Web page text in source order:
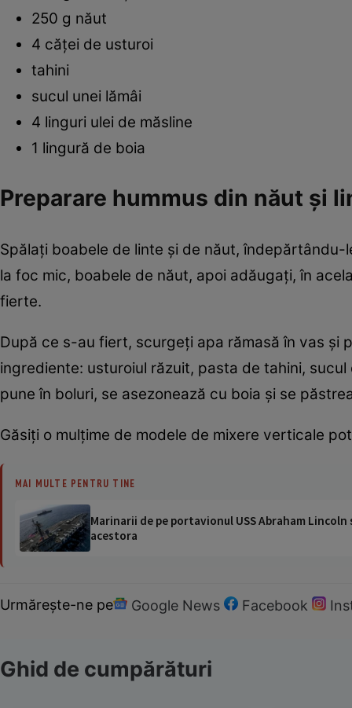
250 g năut
4 căţei de usturoi
tahini
sucul unei lămâi
4 linguri ulei de măsline
1 lingură de boia
Preparare hummus din năut și
Spălaţi boabele de linte şi de năut,
la foc mic, boabele de năut, apoi adăugaţi, în
fierte.
După ce s-au fiert, scurgeţi apa rămasă în vas şi
ingrediente: usturoiul răzuit, pasta de tahini,
pune în boluri, se asezonează cu boia şi se
Găsiți o mulțime de modele de mixere verticale
MAI MULTE PENTRU TINE
Marinarii de pe portavionul USS Abraham
acestora
Urmărește-ne pe Google News Facebook
Ghid de cumpărături